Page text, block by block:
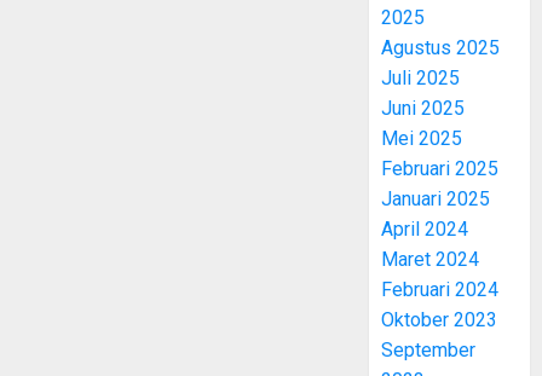
2025
Agustus 2025
Juli 2025
Juni 2025
Mei 2025
Februari 2025
Januari 2025
April 2024
Maret 2024
Februari 2024
Oktober 2023
September